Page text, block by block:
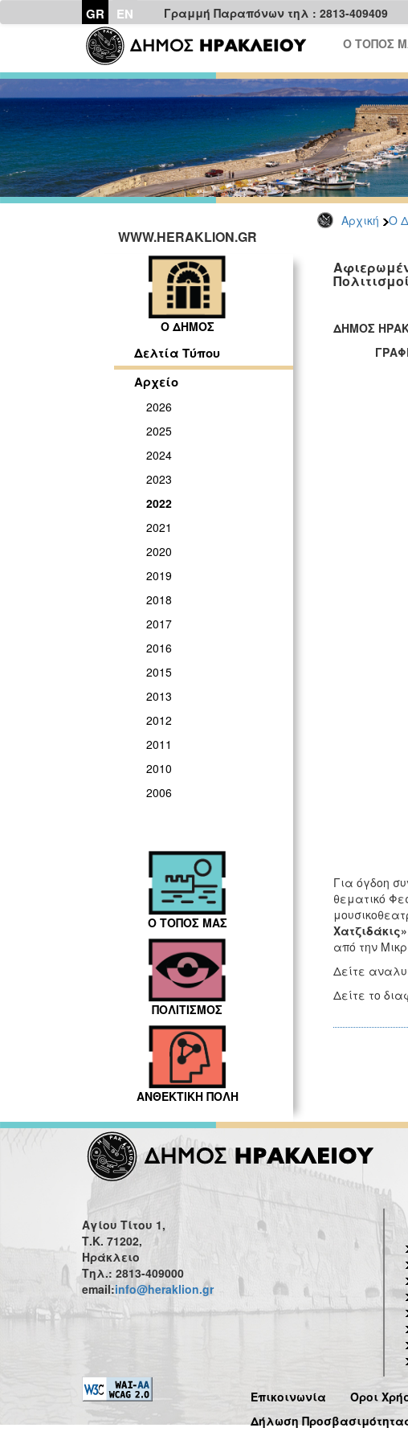
GR EN Γραμμή Παραπόνων τηλ : 2813-409409
Ο ΤΟΠΟΣ
Αρχική Ο
WWW.HERAKLION.GR
Ο ΔΗΜΟΣ
Δελτία Τύπου
Αρχείο
2026
2025
2024
2023
2022
2021
2020
2019
2018
2017
2016
2015
2013
2012
2011
2010
2006
Ο ΤΟΠΟΣ ΜΑΣ
ΠΟΛΙΤΙΣΜΟΣ
ΑΝΘΕΚΤΙΚΗ ΠΟΛΗ
ΔΗΜΟΣ
Για όγδοη
θεματικό
Χατζιδάκις»
από την
Δείτε
Δείτε το
Αγίου Τίτου 1,
Τ.Κ. 71202,
Ηράκλειο
Τηλ.: 2813-409000
email:info@heraklion.gr
Επικοινωνία
Όροι
Δήλωση